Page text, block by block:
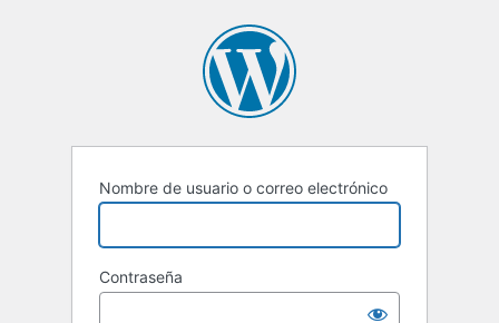
Nombre de usuario o correo electrónico
Contraseña